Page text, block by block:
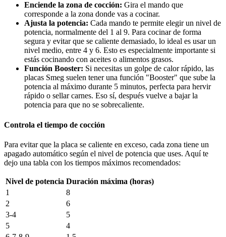
Enciende la zona de cocción: Gira el mando que
corresponde a la zona donde vas a cocinar.
Ajusta la potencia: Cada mando te permite elegir un nivel de
potencia, normalmente del 1 al 9. Para cocinar de forma
segura y evitar que se caliente demasiado, lo ideal es usar un
nivel medio, entre 4 y 6. Esto es especialmente importante si
estás cocinando con aceites o alimentos grasos.
Función Booster: Si necesitas un golpe de calor rápido, las
placas Smeg suelen tener una función "Booster" que sube la
potencia al máximo durante 5 minutos, perfecta para hervir
rápido o sellar carnes. Eso sí, después vuelve a bajar la
potencia para que no se sobrecaliente.
Controla el tiempo de cocción
Para evitar que la placa se caliente en exceso, cada zona tiene un
apagado automático según el nivel de potencia que uses. Aquí te
dejo una tabla con los tiempos máximos recomendados:
Nivel de potencia Duración máxima (horas)
1
8
2
6
3-4
5
5
4